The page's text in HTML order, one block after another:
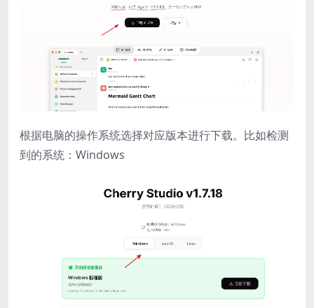
根据电脑的操作系统选择对应版本进行下载。比如检测
到的系统：Windows